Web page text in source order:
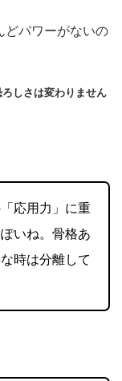
どパワーがないの
しさは変わりません
応用力」に重
いね。骨格あ
時は分離して